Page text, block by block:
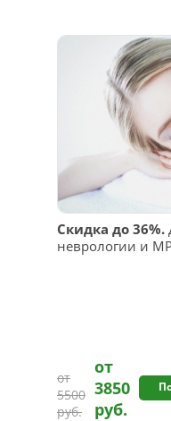
Скидка до 36%.
неврологии и
от
5500
руб.
от
3850
руб.